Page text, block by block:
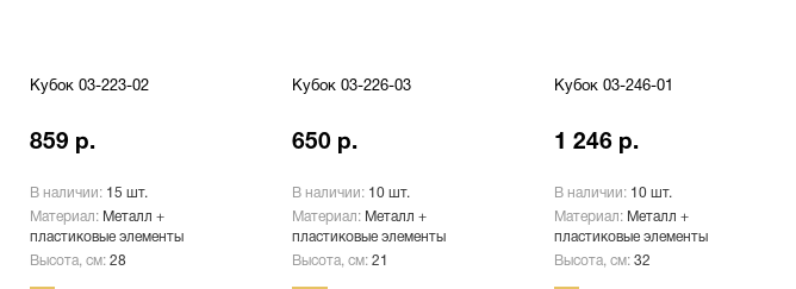
Кубок 03-223-02
859 р.
В наличии: 15 шт.
Материал: Металл +
пластиковые элементы
Высота, см: 28
Кубок 03-226-03
650 р.
В наличии: 10 шт.
Материал: Металл +
пластиковые элементы
Высота, см: 21
Кубок 03-246-01
1 246 р.
В наличии: 10 шт.
Материал: Металл +
пластиковые элементы
Высота, см: 32